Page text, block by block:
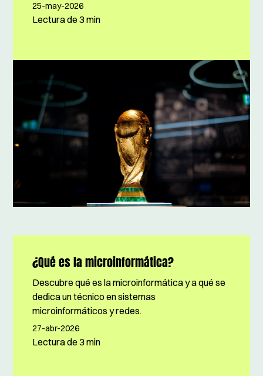
25-may-2026
Lectura de3 min
¿Qué es la microinformática?
Descubre qué es la microinformática y a qué se
dedica un técnico en sistemas
microinformáticos y redes.
27-abr-2026
Lectura de3 min